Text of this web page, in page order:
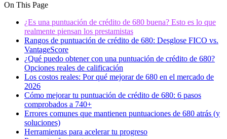
On This Page
¿Es una puntuación de crédito de 680 buena? Esto es lo que
realmente piensan los prestamistas
Rangos de puntuación de crédito de 680: Desglose FICO vs.
VantageScore
¿Qué puedo obtener con una puntuación de crédito de 680?
Opciones reales de calificación
Los costos reales: Por qué mejorar de 680 en el mercado de
2026
Cómo mejorar tu puntuación de crédito de 680: 6 pasos
comprobados a 740+
Errores comunes que mantienen puntuaciones de 680 atrás (y
soluciones)
Herramientas para acelerar tu progreso